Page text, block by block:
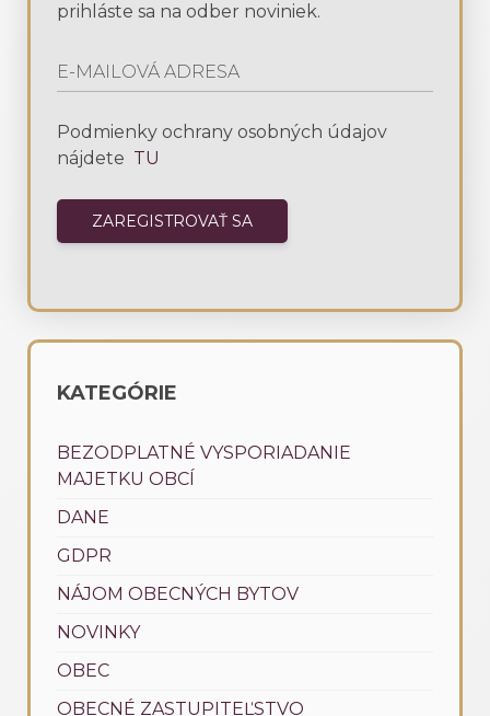
prihláste sa na odber noviniek.
Podmienky ochrany osobných údajov
nájdete TU
KATEGÓRIE
BEZODPLATNÉ VYSPORIADANIE
MAJETKU OBCÍ
DANE
GDPR
NÁJOM OBECNÝCH BYTOV
NOVINKY
OBEC
OBECNÉ ZASTUPITEĽSTVO